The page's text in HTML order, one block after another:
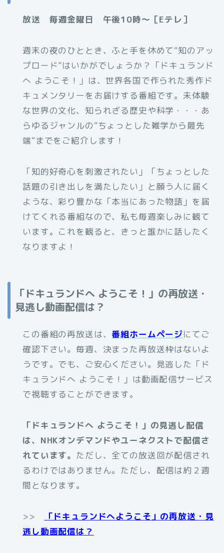
放送 毎週金曜日 午後10時～［Eテレ］
週末の夜のひととき、ふと手を休めて“知のアッ
プロード”はいかがでしょうか？「ドキュランド
へ ようこそ！」は、世界各国で作られた秀作ド
キュメンタリーをお届けする番組です。未体験
な世界の文化、知られざる歴史や科学・・・あ
らゆるジャンルの“ちょっとした雑学から最先
端“までをご紹介します！
「知的好奇心を刺激されたい」「ちょっとした
話題の引き出しを満たしたい」と願う人に届く
ような、彩り豊かな「本当にあった物語」を届
けてくれる番組なので、私も毎週楽しみに観て
います。これを観ると、きっと誰かに話したく
なりますよ！
「ドキュランドへ ようこそ！」の再放送・
見逃し動画配信は？
この番組の再放送は、番組ホームページにてご
確認下さい。毎週、決まった再放送枠はないよ
うです。でも、ご安心ください。見逃した「ド
キュランドへ ようこそ！」は動画配信サービス
で視聴することができます。
「ドキュランドへ ようこそ！」の見逃し配信
は、NHKオンデマンドやユーネクストで配信さ
れています。 ただし、全ての放送回が配信され
るわけではありません。ただし、配信は約２週
間となります。
>>
「ドキュランドへようこそ」の再放送・見
逃し動画配信は？